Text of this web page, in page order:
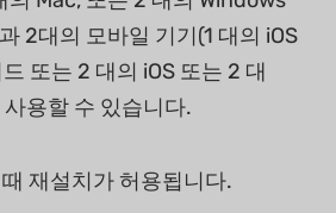
2대의 모바일 기기(1 대의 iOS
또는 2 대의 iOS 또는 2 대
용할 수 있습니다.
재설치가 허용됩니다.